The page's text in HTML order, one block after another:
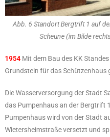
Abb. 6 Standort Bergtrift 1 auf
Scheune (im Bilde
1954 Mit dem Bau des KK
Grundstein für das Schützenhaus
Die Wasserversorgung der Stadt
das Pumpenhaus an der Bergtrift
Pumpenhaus wird von der Stadt
Wietersheimstraße versetzt und